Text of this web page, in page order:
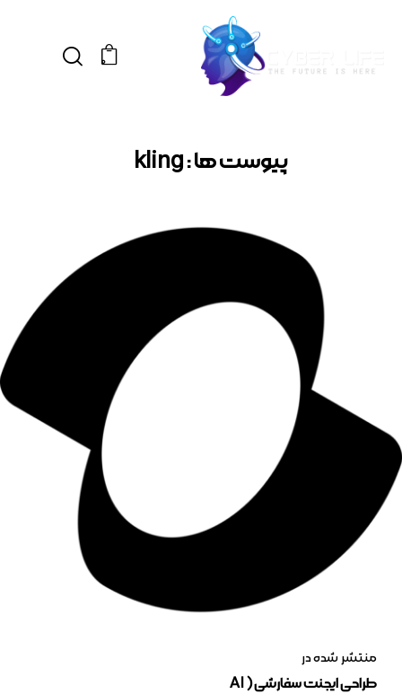
0
پیوست ها : kling
منتشر شده در
طراحی ایجنت سفارشی ( AI